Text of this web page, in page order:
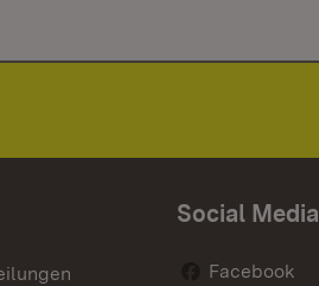
Social Media
Facebook